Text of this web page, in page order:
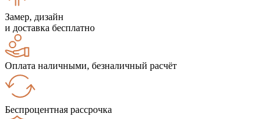
Замер, дизайн
и доставка бесплатно
Оплата наличными, безналичный расчёт
Беспроцентная рассрочка